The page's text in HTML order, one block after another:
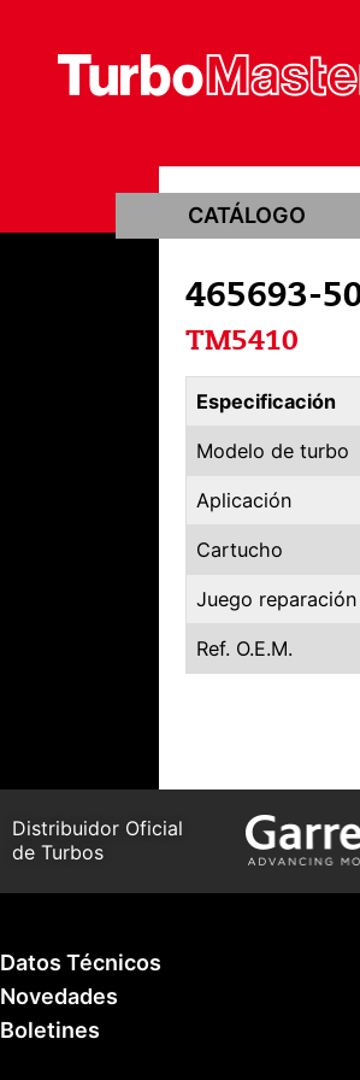
CATÁLOGO
465693-
TM5410
Especificación
Modelo de turbo
Aplicación
Cartucho
Juego reparación
Ref. O.E.M.
Distribuidor Oficial
de Turbos
Datos Técnicos
Novedades
Boletines